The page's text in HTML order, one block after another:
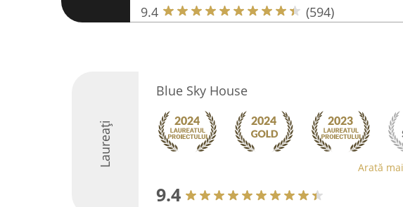
9.4 (594)
Laureați
Blue Sky House
Arată
9.4